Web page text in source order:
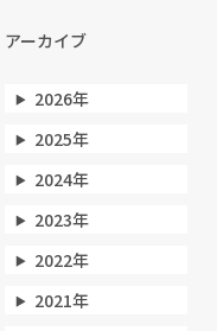
アーカイブ
2026年
2025年
2024年
2023年
2022年
2021年